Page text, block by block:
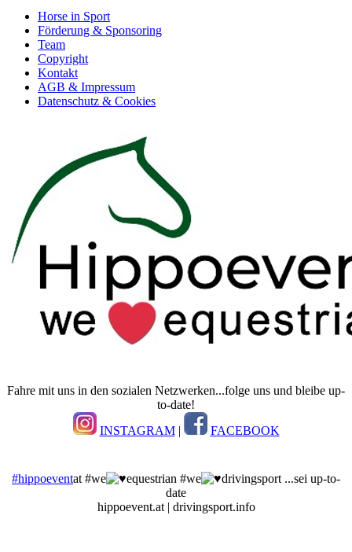
Horse in Sport
Förderung & Sponsoring
Team
Copyright
Kontakt
AGB & Impressum
Datenschutz & Cookies
Fahre mit uns in den sozialen Netzwerken...folge uns und bleibe up-
to-date!
INSTAGRAM| FACEBOOK
#hippoeventat #we equestrian #we
drivingsport ...sei up-to-
date
hippoevent.at | drivingsport.info